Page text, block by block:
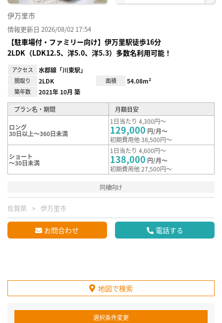
伊万里市
情報更新日 2026/08/02 17:54
【駐車場付・ファミリー向け】伊万里駅徒歩16分
2LDK（LDK12.5、洋5.0、洋5.3）多数名利用可能！
アクセス 水郡線「川東駅」
間取り 2LDK 面積 54.08m²
築年数 2021年 10月 築
プラン名・期間 月額目安
ロング
30日以上～360日未満
1日当たり 4,300円～
129,000 円/月～
初期費用他 38,500円～
ショート
～30日未満
1日当たり 4,600円～
138,000 円/月～
初期費用他 27,500円～
同棲向け
佐賀県 伊万里市
お問合わせ 電話する
地図で検索
選択条件変更